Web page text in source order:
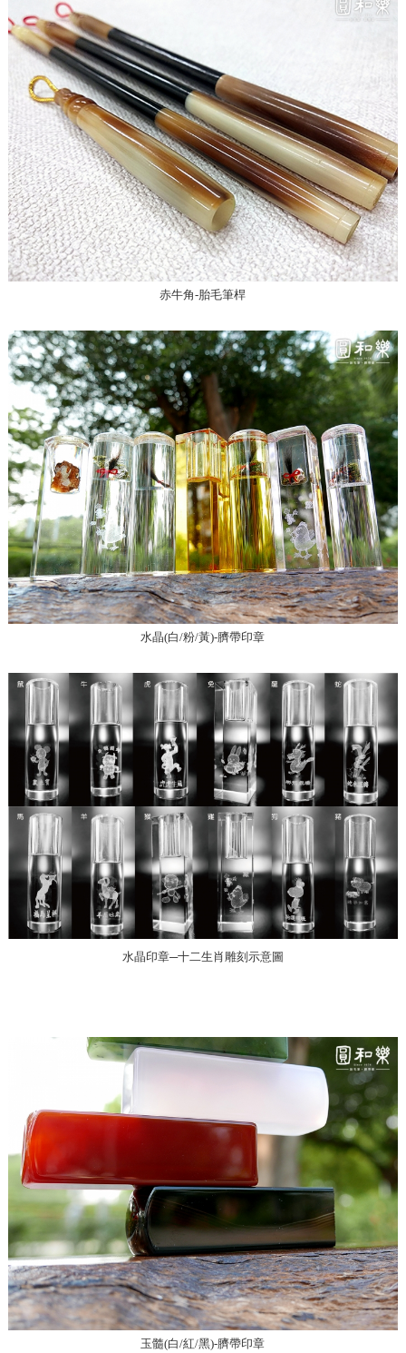
赤牛角-胎毛筆桿
水晶(白/粉/黃)-臍帶印章
水晶印章─十二生肖雕刻示意圖
玉髓(白/紅/黑)-臍帶印章